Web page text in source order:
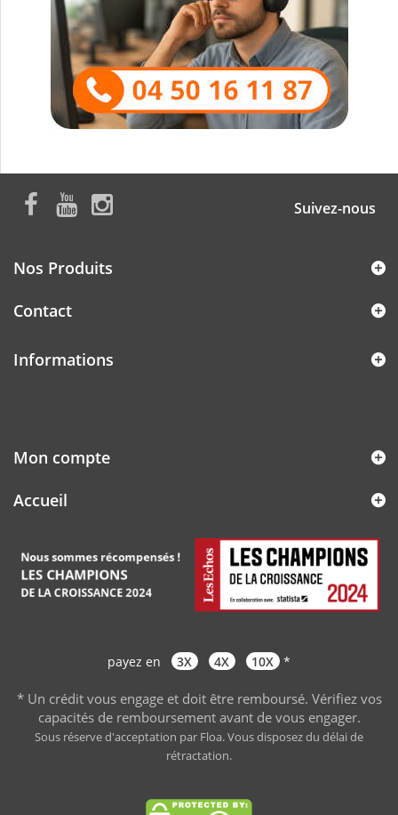
Suivez-nous
Nos Produits
Contact
Informations
Mon compte
Accueil
payez en 3X 4X 10X *
* Un crédit vous engage et doit être remboursé. Vérifiez vos
capacités de remboursement avant de vous engager.
Sous réserve d'acceptation par Floa. Vous disposez du délai de
rétractation.